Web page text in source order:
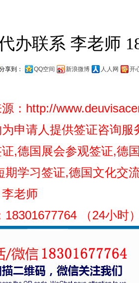
办联系 李老师
享到： QQ空间 新浪微博 人人网 开
： http://
申请人提供签证咨询服
,德国展会参观签证,德
期学习签证,德国文化交
老师
18301677764 （24小时